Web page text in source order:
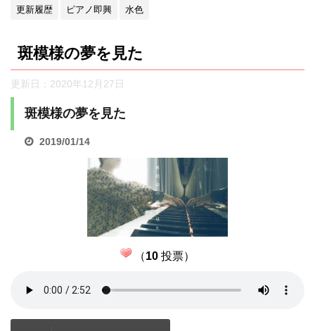
更新履歴 ピアノ即興 水色
斑模様の夢を見た
更新日： 2020年12月27日
斑模様の夢を見た
2019/01/14
（10 投票）